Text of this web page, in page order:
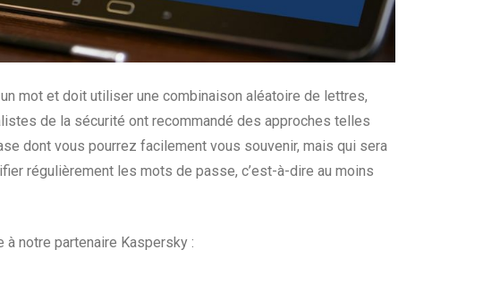
mot et doit utiliser une combinaison aléatoire de lettres,
de la sécurité ont recommandé des approches telles
dont vous pourrez facilement vous souvenir, mais qui sera
régulièrement les mots de passe, c’est-à-dire au moins
notre partenaire Kaspersky :